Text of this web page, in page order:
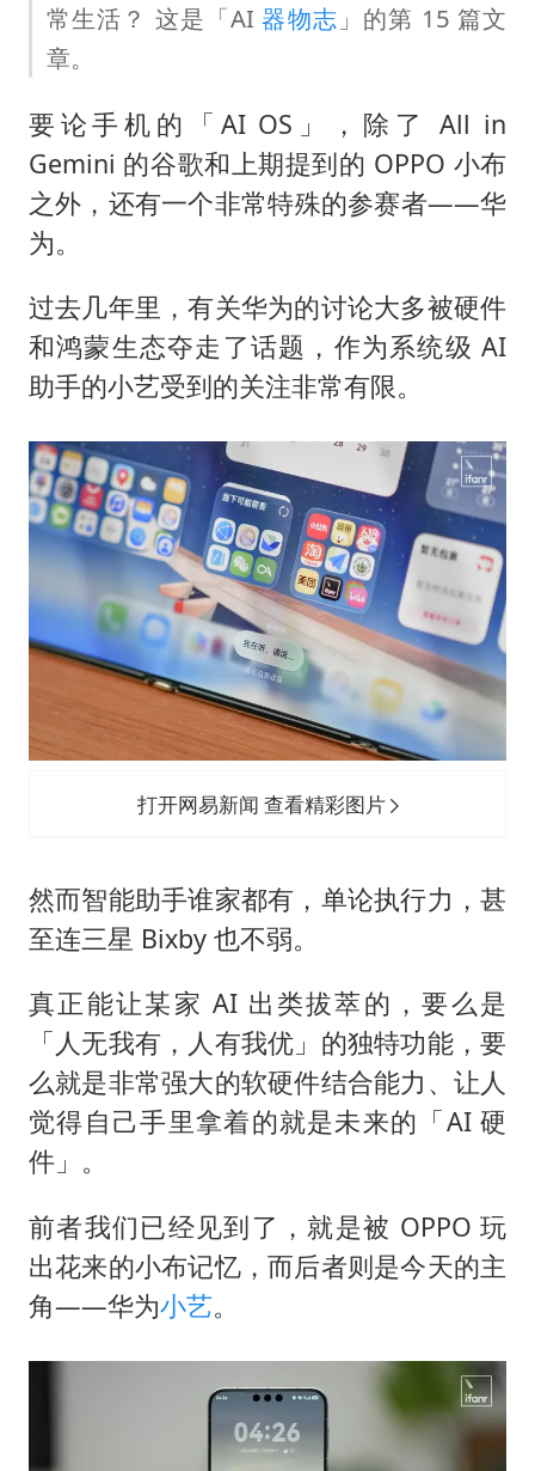
常生活？ 这是「AI 器物志 」的第 15 篇文
章。
要论手机的「AI OS」，除了 All in
Gemini 的谷歌和上期提到的 OPPO 小布
之外，还有一个非常特殊的参赛者——华
为。
过去几年里，有关华为的讨论大多被硬件
和鸿蒙生态夺走了话题，作为系统级 AI
助手的小艺受到的关注非常有限。
打开网易新闻 查看精彩图片
然而智能助手谁家都有，单论执行力，甚
至连三星 Bixby 也不弱。
真正能让某家 AI 出类拔萃的，要么是
「人无我有，人有我优」的独特功能，要
么就是非常强大的软硬件结合能力、让人
觉得自己手里拿着的就是未来的「AI 硬
件」。
前者我们已经见到了，就是被 OPPO 玩
出花来的小布记忆，而后者则是今天的主
角——华为小艺。